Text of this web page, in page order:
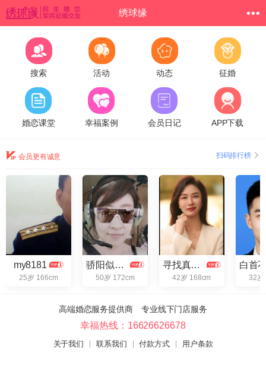
绣球缘
搜索 活动 动态 征婚
婚恋课堂 幸福案例 会员日记 APP下载
会员更有诚意 扫码排行榜
my8181
25岁 166cm
骄阳似火2025
50岁 172cm
寻找真爱云儿
42岁 168cm 32岁
高端婚恋服务提供商 专业线下门店服务
幸福热线：16626626678
关于我们 联系我们 付款方式 用户条款